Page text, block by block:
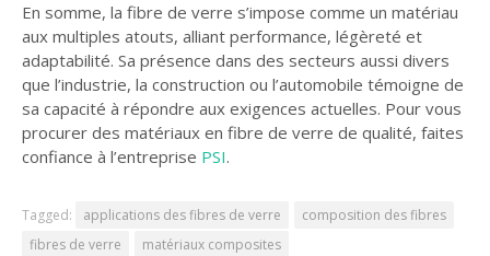
En somme, la fibre de verre s’impose comme un matériau
aux multiples atouts, alliant performance, légèreté et
adaptabilité. Sa présence dans des secteurs aussi divers
que l’industrie, la construction ou l’automobile témoigne de
sa capacité à répondre aux exigences actuelles. Pour vous
procurer des matériaux en fibre de verre de qualité, faites
confiance à l’entreprise PSI.
Tagged: applications des fibres de verre
composition des fibres
fibres de verre
matériaux composites